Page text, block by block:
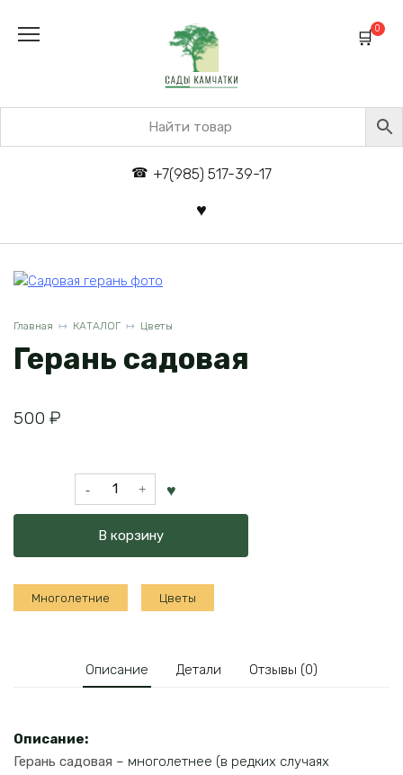
+7(985) 517-39-17
0
Главная КАТАЛОГ Цветы
Герань садовая
500 ₽
Количество
товара
садоваяВ корзину
Многолетние Цветы
Описание Детали Отзывы (0)
Описание:
Герань садовая – многолетнее (в редких случаях